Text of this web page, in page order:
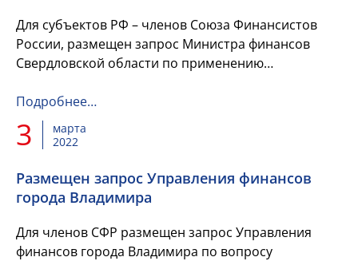
Для субъектов РФ – членов Союза Финансистов
России, размещен запрос Министра финансов
Свердловской области по применению
году.
Подробнее…
3
марта
2022
Размещен запрос Управления финансов
города Владимира
Для членов СФР размещен запрос Управления
финансов города Владимира по вопросу